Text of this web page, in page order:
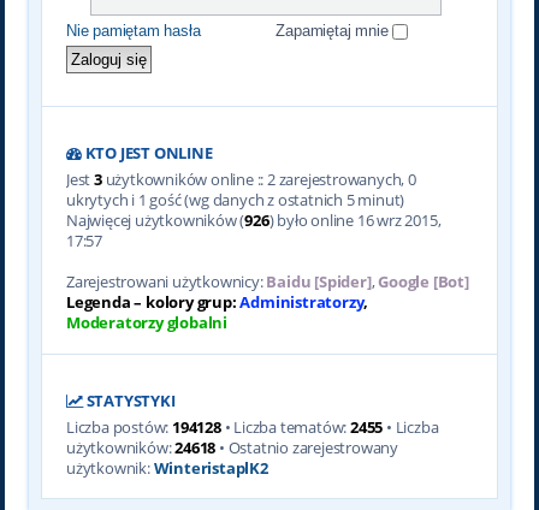
Nie pamiętam hasła Zapamiętaj mnie
KTO JEST ONLINE
Jest3użytkowników online :: 2 zarejestrowanych, 0
ukrytych i 1 gość (wg danych z ostatnich 5 minut)
Najwięcej użytkowników (926) było online 16 wrz 2015,
17:57
Zarejestrowani użytkownicy:Baidu [Spider],Google [Bot]
Legenda – kolory grup:Administratorzy,
Moderatorzy globalni
STATYSTYKI
Liczba postów: 194128• Liczba tematów:2455 • Liczba
użytkowników:24618 • Ostatnio zarejestrowany
użytkownik:WinteristaplK2